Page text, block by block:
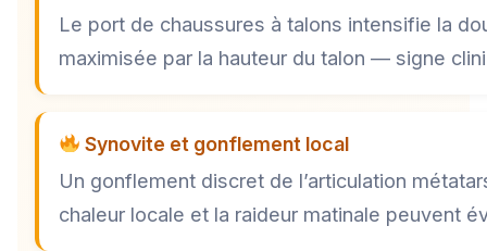
Le port de chaussures à talons intensifie la
maximisée par la hauteur du talon — signe
Synovite et gonflement local
Un gonflement discret de l’articulation
chaleur locale et la raideur matinale peuvent